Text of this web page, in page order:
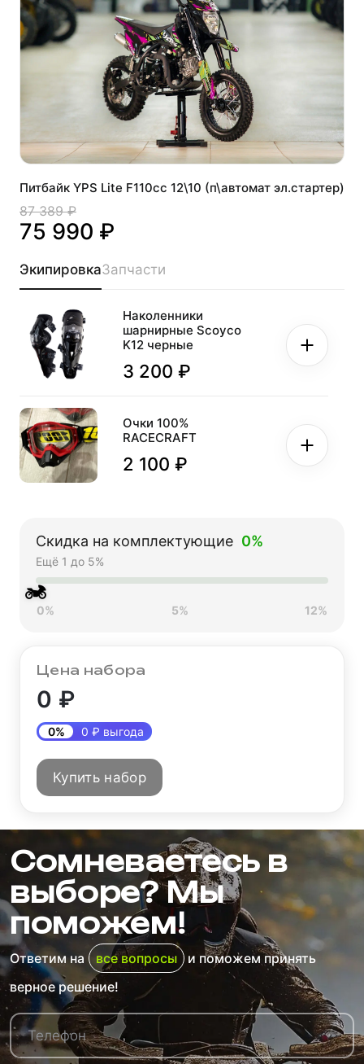
Питбайк YPS Lite F110cc 12\10 (п\автомат эл.стартер)
87 389 ₽
75 990 ₽
ЭкипировкаЗапчасти
Наколенники
шарнирные Scoyco
K12 черные
3 200 ₽
Очки 100%
RACECRAFT
2 100 ₽
Скидка на комплектующие 0%
Ещё 1 до 5%
🏍
0% 5% 12%
Цена набора
0 ₽
0% 0 ₽ выгода
Купить набор
Сомневаетесь в
выборе? Мы
поможем!
Ответим на все вопросы
и поможем принять
верное решение!